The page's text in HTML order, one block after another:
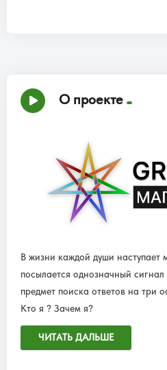
О проекте
В жизни каждой души наступает
посылается однозначный
предмет поиска ответов на три
Кто я ? Зачем я?
ЧИТАТЬ ДАЛЬШЕ